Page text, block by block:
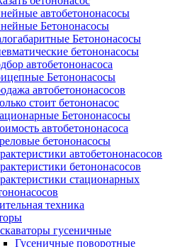
автобетононасосы
Бетононасосы
Бетононасосы
бетононасосы
автобетононасоса
Бетононасосы
автобетононасосов
стоит бетононасос
Бетононасосы
автобетононасоса
бетононасосы
автобетононасосов
бетононасосов
стационарных
техника
гусеничные
Гусеничные поворотные